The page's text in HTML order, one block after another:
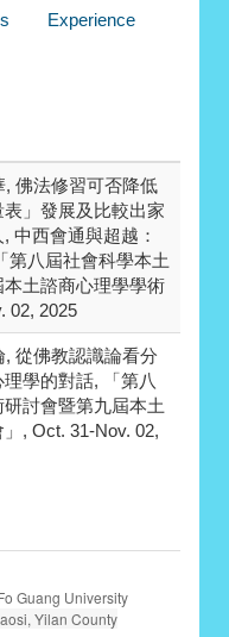
Experience
佛法修習可否降低
」發展及比較出家
中西會通與超越：
第八屆社會科學本土
土諮商心理學學術
02, 2025
從佛教認識論看分
學的對話, 「第八
討會暨第九屆本土
, Oct. 31-Nov. 02,
Guang University
Yilan County